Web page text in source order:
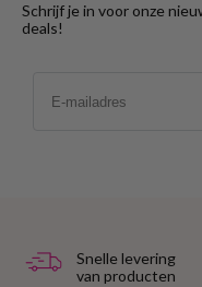
Schrijf je in voor onze
deals!
Snelle levering
van producten